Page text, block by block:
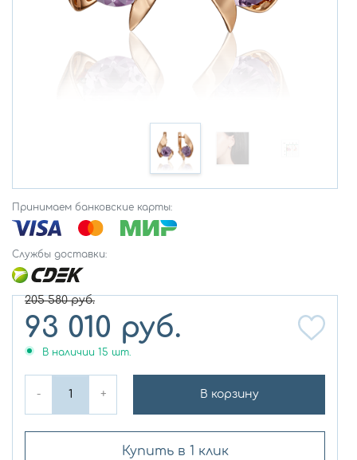
Принимаем банковские карты:
Службы доставки:
205 580руб.
93 010 руб.
В наличии 15 шт.
- + В корзину
Купить в 1 клик